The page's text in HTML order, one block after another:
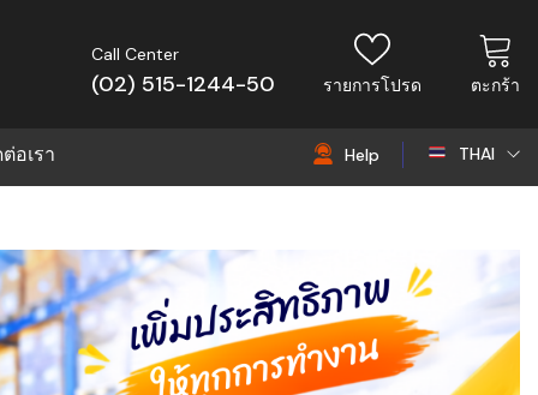
Call Center
(02) 515-1244-50 รายการโปรด ตะกร้า
อเรา Help THAI
EN